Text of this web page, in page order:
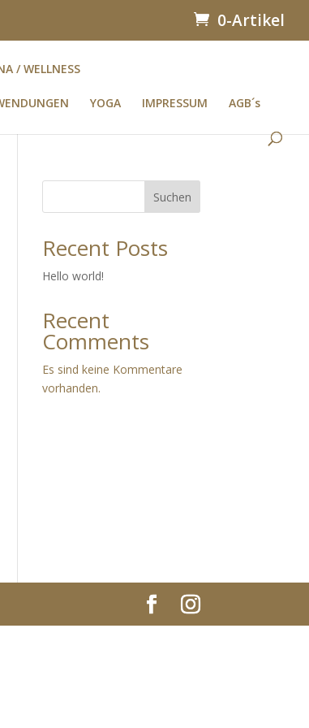
0-Artikel
/ WELLNESS
YOGA IMPRESSUM AGB´s
Suchen
Recent Posts
Hello world!
Recent
Comments
Es sind keine Kommentare
vorhanden.